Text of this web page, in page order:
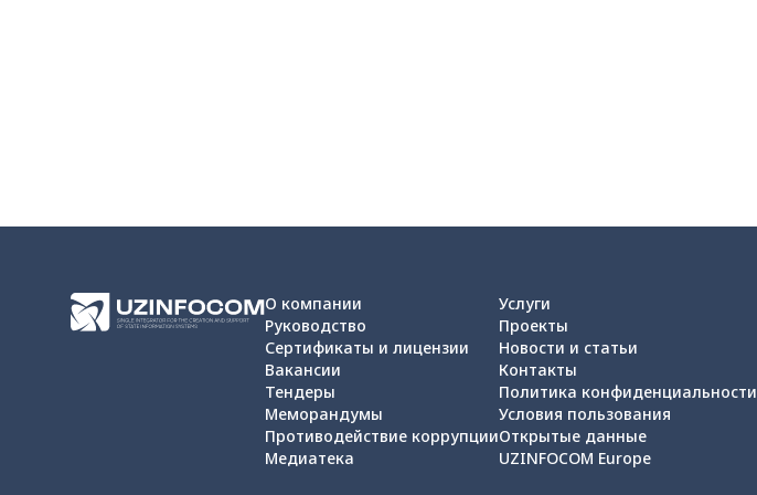
О компании
Руководство
Сертификаты и лицензии
Вакансии
Тендеры
Меморандумы
Противодействие коррупции
Медиатека
Услуги
Проекты
Новости и статьи
Контакты
Политика конфиденциальности
Условия пользования
Открытые данные
UZINFOCOM Europe